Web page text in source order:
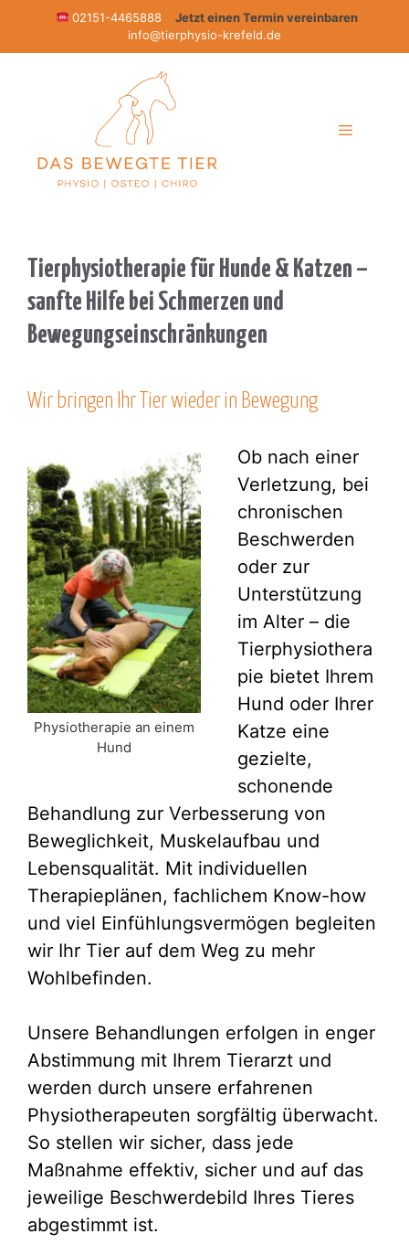
02151-4465888
Jetzt einen Termin vereinbaren
info@tierphysio-krefeld.de
Tierphysiotherapie für Hunde & Katzen –
sanfte Hilfe bei Schmerzen und
Bewegungseinschränkungen
Wir bringen Ihr Tier wieder in Bewegung
Physiotherapie an einem
Hund
Ob nach einer
Verletzung, bei
chronischen
Beschwerden
oder zur
Unterstützung
im Alter – die
Tierphysiothera
pie bietet Ihrem
Hund oder Ihrer
Katze eine
gezielte,
schonende
Behandlung zur Verbesserung von
Beweglichkeit, Muskelaufbau und
Lebensqualität. Mit individuellen
Therapieplänen, fachlichem Know-how
und viel Einfühlungsvermögen begleiten
wir Ihr Tier auf dem Weg zu mehr
Wohlbefinden.
Unsere Behandlungen erfolgen in enger
Abstimmung mit Ihrem Tierarzt und
werden durch unsere erfahrenen
Physiotherapeuten sorgfältig überwacht.
So stellen wir sicher, dass jede
Maßnahme effektiv, sicher und auf das
jeweilige Beschwerdebild Ihres Tieres
abgestimmt ist.